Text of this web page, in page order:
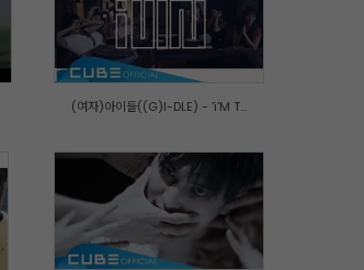
(여자)아이들((G)I-DLE) - 'i'M T...